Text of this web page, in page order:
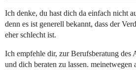
Ich denke, du hast dich da einfach nicht
denn es ist generell bekannt, dass der
eher schlecht ist.
Ich empfehle dir, zur Berufsberatung des
und dich beraten zu lassen.